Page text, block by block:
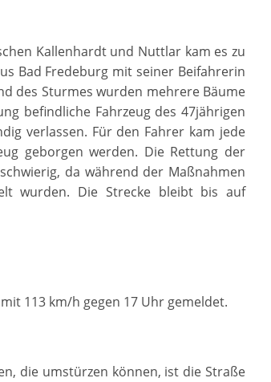
Kallenhardt und Nuttlar kam es zu
Bad Fredeburg mit seiner Beifahrerin
des Sturmes wurden mehrere Bäume
befindliche Fahrzeug des 47jährigen
verlassen. Für den Fahrer kam jede
geborgen werden. Die Rettung der
da während der Maßnahmen
wurden. Die Strecke bleibt bis auf
113 km/h gegen 17 Uhr gemeldet.
die umstürzen können, ist die Straße